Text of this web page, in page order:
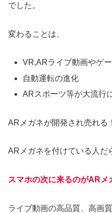
でした。
変わることは、
VR,ARライブ動画やゲ
自動運転の進化
ARスポーツ等が大流行
ARメガネが開発され売れる！
ARメガネを付けている人だ
スマホの次に来るのがARメ
ライブ動画の高品質、高画質